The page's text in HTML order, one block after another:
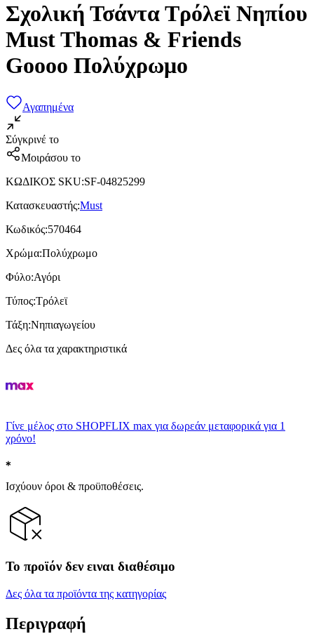
Σχολική Τσάντα Τρόλεϊ Νηπίου
Must Thomas & Friends
Goooo Πολύχρωμο
Αγαπημένα
Σύγκρινέ το
Μοιράσου το
ΚΩΔΙΚΟΣ SKU:SF-04825299
Κατασκευαστής:Must
Κωδικός:570464
Χρώμα:Πολύχρωμο
Φύλο:Αγόρι
Τύπος:Τρόλεϊ
Τάξη:Νηπιαγωγείου
Δες όλα τα χαρακτηριστικά
Γίνε μέλος στο SHOPFLIX max για δωρεάν μεταφορικά για 1
χρόνο!
Ισχύουν όροι & προϋποθέσεις.
Το προϊόν δεν ειναι διαθέσιμο
Δες όλα τα προϊόντα της κατηγορίας
Περιγραφή